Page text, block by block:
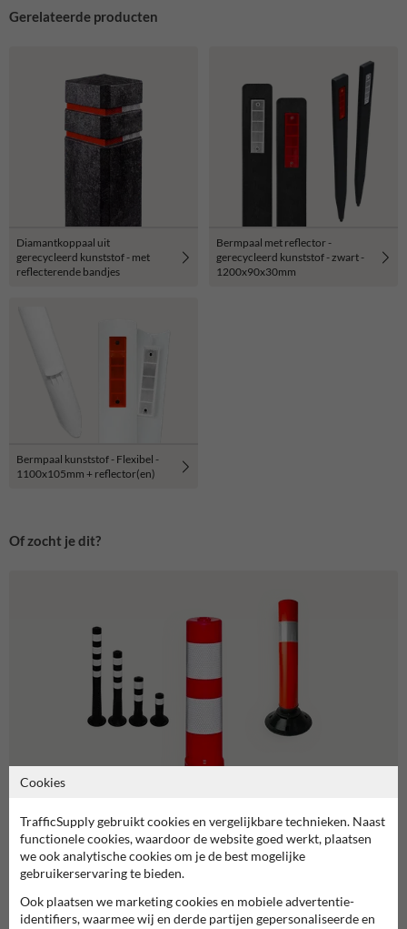
Gerelateerde producten
Diamantkoppaal uit
gerecycleerd kunststof - met
reflecterende bandjes
Bermpaal met reflector -
gerecycleerd kunststof - zwart -
1200x90x30mm
Bermpaal kunststof - Flexibel -
1100x105mm + reflector(en)
Of zocht je dit?
Cookies
TrafficSupply gebruikt cookies en vergelijkbare technieken. Naast
functionele cookies, waardoor de website goed werkt, plaatsen
we ook analytische cookies om je de best mogelijke
gebruikerservaring te bieden.
Ook plaatsen we marketing cookies en mobiele advertentie-
identifiers, waarmee wij en derde partijen gepersonaliseerde en